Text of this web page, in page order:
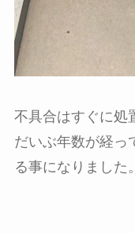
不具合はすぐに処
だいぶ年数が経っ
る事になりました。